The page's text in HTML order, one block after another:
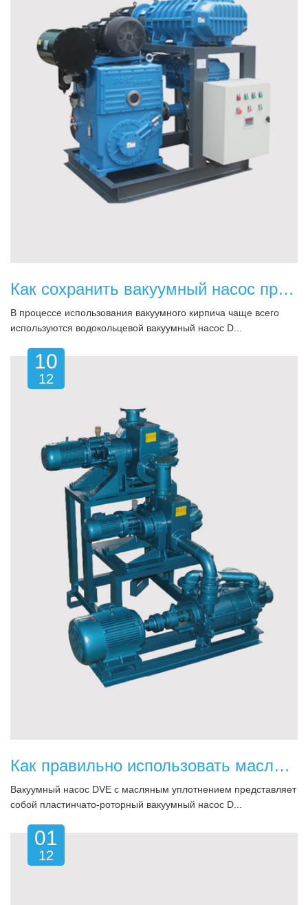
Как сохранить вакуумный насос при использовании кирпичной машины?
В процессе использования вакуумного кирпича чаще всего
используются водокольцевой вакуумный насос D...
10
12
Как правильно использовать масляные вакуумные насосы в полупроводниковой промышленности
Вакуумный насос DVE с масляным уплотнением представляет
собой пластинчато-роторный вакуумный насос D...
01
12